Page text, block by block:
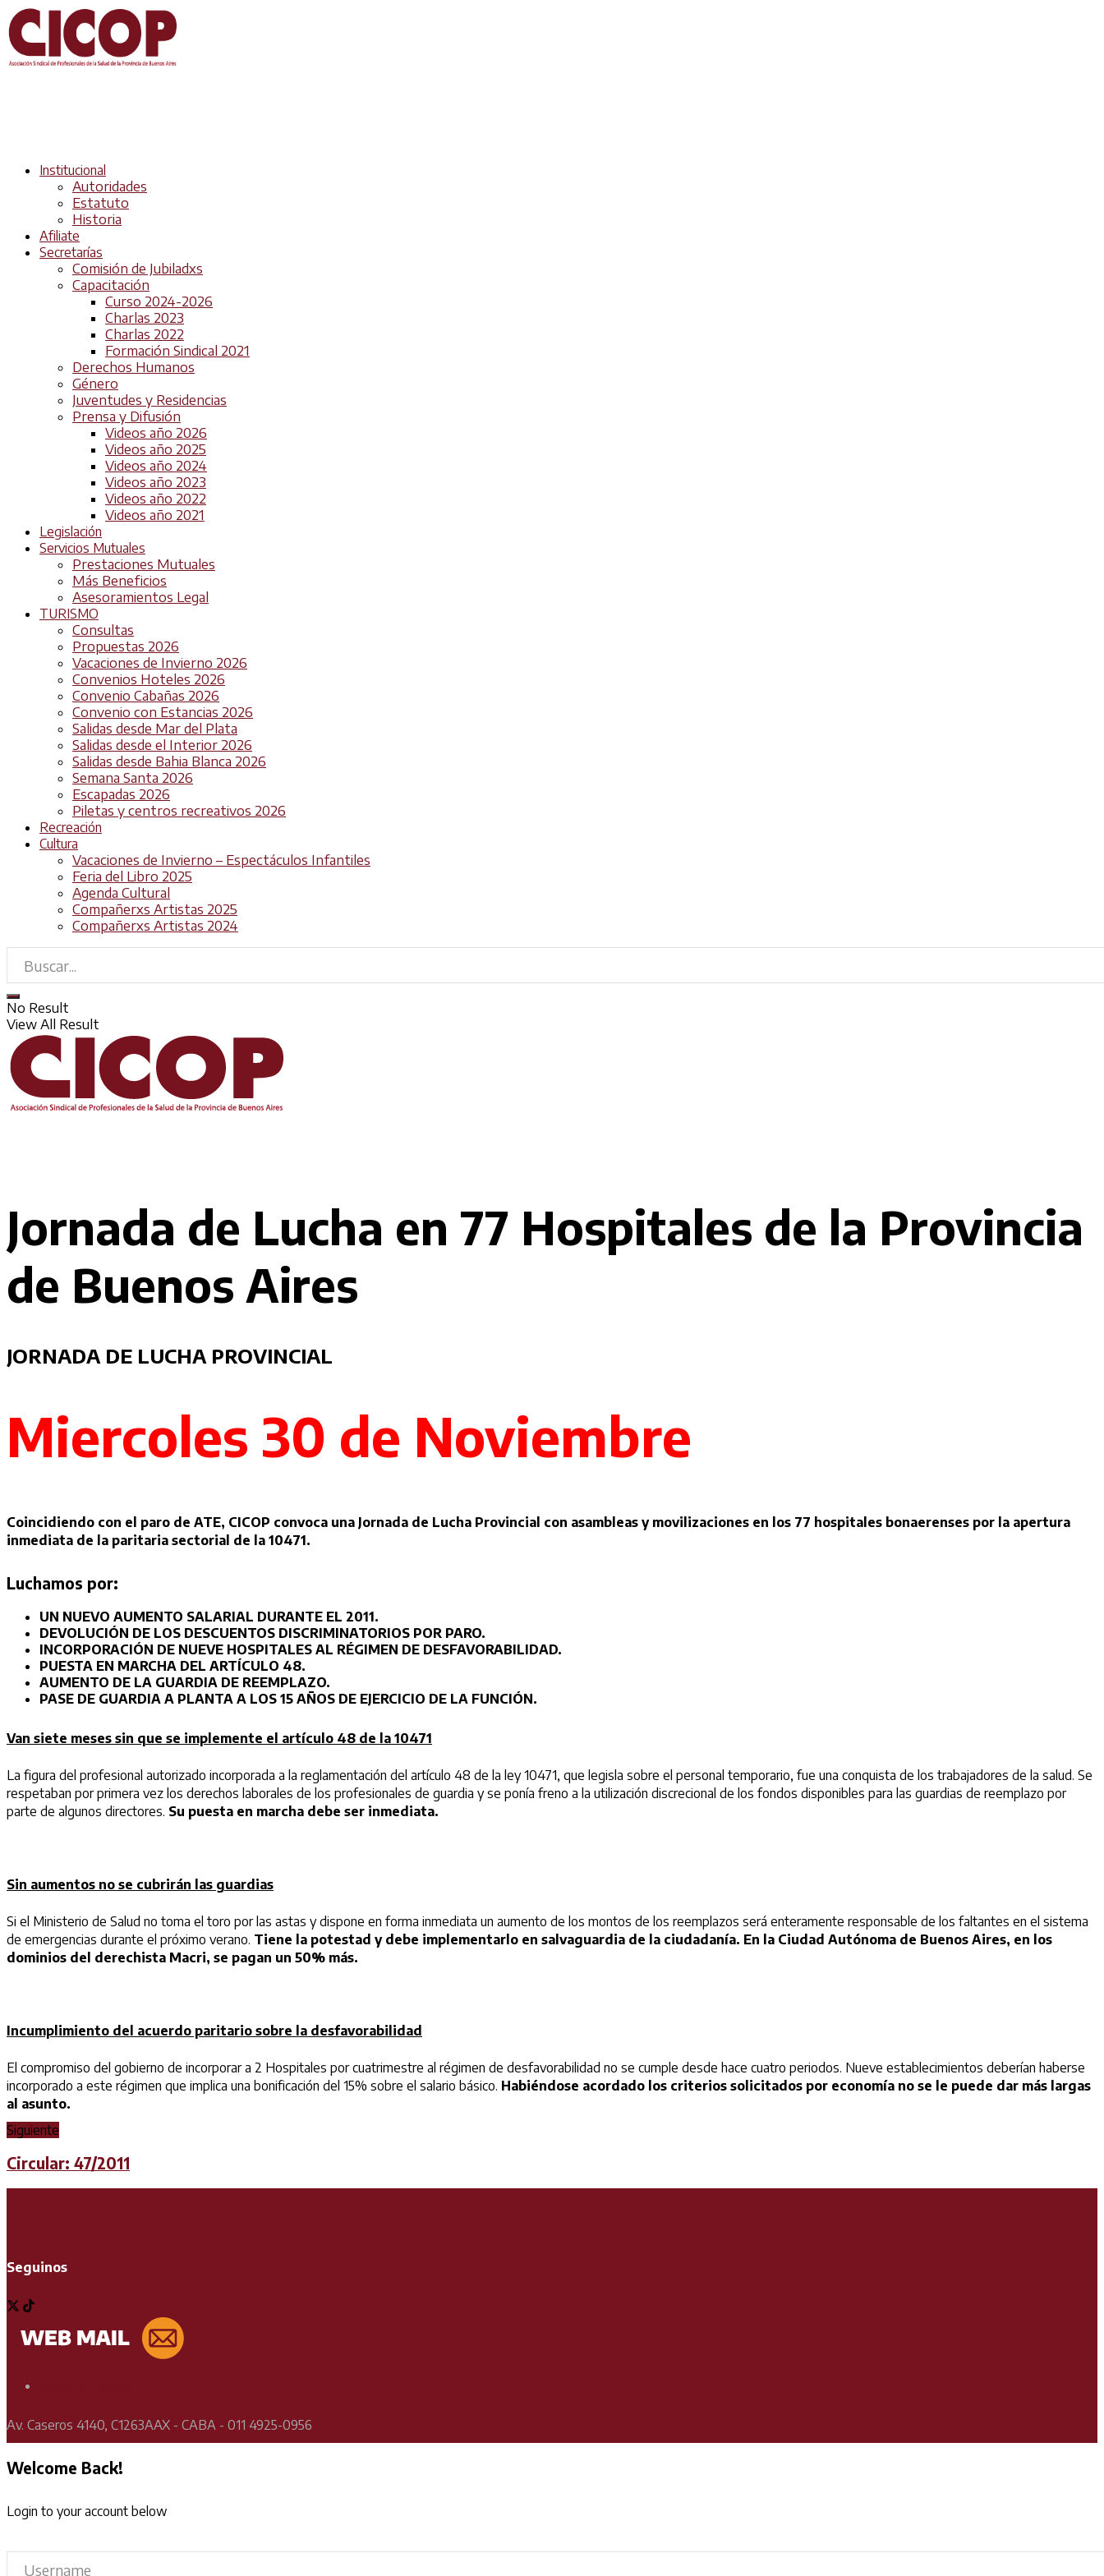
Institucional
Autoridades
Estatuto
Historia
Afiliate
Secretarías
Comisión de Jubiladxs
Capacitación
Curso 2024-2026
Charlas 2023
Charlas 2022
Formación Sindical 2021
Derechos Humanos
Género
Juventudes y Residencias
Prensa y Difusión
Videos año 2026
Videos año 2025
Videos año 2024
Videos año 2023
Videos año 2022
Videos año 2021
Legislación
Servicios Mutuales
Prestaciones Mutuales
Más Beneficios
Asesoramientos Legal
TURISMO
Consultas
Propuestas 2026
Vacaciones de Invierno 2026
Convenios Hoteles 2026
Convenio Cabañas 2026
Convenio con Estancias 2026
Salidas desde Mar del Plata
Salidas desde el Interior 2026
Salidas desde Bahia Blanca 2026
Semana Santa 2026
Escapadas 2026
Piletas y centros recreativos 2026
Recreación
Cultura
Vacaciones de Invierno – Espectáculos Infantiles
Feria del Libro 2025
Agenda Cultural
Compañerxs Artistas 2025
Compañerxs Artistas 2024
No Result
View All Result
Jornada de Lucha en 77 Hospitales de la Provincia
de Buenos Aires
JORNADA DE LUCHA PROVINCIAL
Miercoles 30 de Noviembre
Coincidiendo con el paro de ATE, CICOP convoca una Jornada de Lucha Provincial con asambleas y movilizaciones en los 77 hospitales bonaerenses por la apertura
inmediata de la paritaria sectorial de la 10471.
Luchamos por:
UN NUEVO AUMENTO SALARIAL DURANTE EL 2011.
DEVOLUCIÓN DE LOS DESCUENTOS DISCRIMINATORIOS POR PARO.
INCORPORACIÓN DE NUEVE HOSPITALES AL RÉGIMEN DE DESFAVORABILIDAD.
PUESTA EN MARCHA DEL ARTÍCULO 48.
AUMENTO DE LA GUARDIA DE REEMPLAZO.
PASE DE GUARDIA A PLANTA A LOS 15 AÑOS DE EJERCICIO DE LA FUNCIÓN.
Van siete meses sin que se implemente el artículo 48 de la 10471
La figura del profesional autorizado incorporada a la reglamentación del artículo 48 de la ley 10471, que legisla sobre el personal temporario, fue una conquista de los trabajadores de la salud. Se
respetaban por primera vez los derechos laborales de los profesionales de guardia y se ponía freno a la utilización discrecional de los fondos disponibles para las guardias de reemplazo por
parte de algunos directores. Su puesta en marcha debe ser inmediata.
Sin aumentos no se cubrirán las guardias
Si el Ministerio de Salud no toma el toro por las astas y dispone en forma inmediata un aumento de los montos de los reemplazos será enteramente responsable de los faltantes en el sistema
de emergencias durante el próximo verano. Tiene la potestad y debe implementarlo en salvaguardia de la ciudadanía. En la Ciudad Autónoma de Buenos Aires, en los
dominios del derechista Macri, se pagan un 50% más.
Incumplimiento del acuerdo paritario sobre la desfavorabilidad
El compromiso del gobierno de incorporar a 2 Hospitales por cuatrimestre al régimen de desfavorabilidad no se cumple desde hace cuatro periodos. Nueve establecimientos deberían haberse
incorporado a este régimen que implica una bonificación del 15% sobre el salario básico. Habiéndose acordado los criterios solicitados por economía no se le puede dar más largas
al asunto.
Siguiente
Circular: 47/2011
Seguinos
Av. Caseros 4140, C1263AAX - CABA - 011 4925-0956
Welcome Back!
Login to your account below